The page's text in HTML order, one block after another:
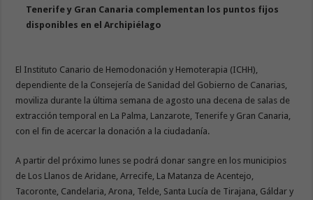
Tenerife y Gran Canaria complementan los puntos fijos
disponibles en el Archipiélago
El Instituto Canario de Hemodonación y Hemoterapia (ICHH),
dependiente de la Consejería de Sanidad del Gobierno de Canarias,
moviliza durante la última semana de agosto una decena de salas de
extracción temporal en La Palma, Lanzarote, Tenerife y Gran Canaria,
con el fin de acercar la donación a la ciudadanía.
A partir del próximo lunes se podrá donar sangre en los municipios
de Los Llanos de Aridane, Arrecife, La Matanza de Acentejo,
Tacoronte, Candelaria, Arona, Telde, Santa Lucía de Tirajana, Gáldar y